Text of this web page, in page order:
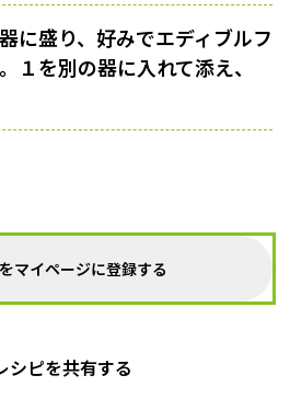
に盛り、好みでエディブルフ
１を別の器に入れて添え、
マイページに登録する
シピを共有する